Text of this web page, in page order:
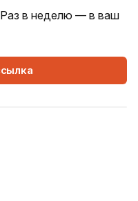
Раз в неделю — в ваш